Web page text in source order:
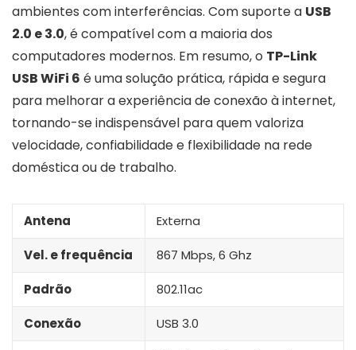
ambientes com interferências. Com suporte a USB
2.0 e 3.0, é compatível com a maioria dos
computadores modernos. Em resumo, o TP-Link
USB WiFi 6 é uma solução prática, rápida e segura
para melhorar a experiência de conexão à internet,
tornando-se indispensável para quem valoriza
velocidade, confiabilidade e flexibilidade na rede
doméstica ou de trabalho.
Antena Externa
Vel. e frequência 867 Mbps, 6 Ghz
Padrão 802.11ac
Conexão USB 3.0